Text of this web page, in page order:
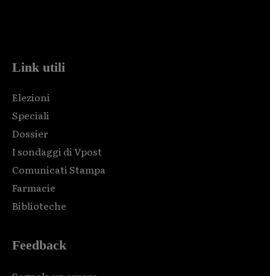
Link utili
Elezioni
Speciali
Dossier
I sondaggi di Vpost
Comunicati Stampa
Farmacie
Biblioteche
Feedback